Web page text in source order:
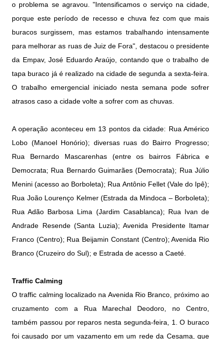
o problema se agravou. "Intensificamos o serviço na cidade,
porque este período de recesso e chuva fez com que mais
buracos surgissem, mas estamos trabalhando intensamente
para melhorar as ruas de Juiz de Fora", destacou o presidente
da Empav, José Eduardo Araújo, contando que o trabalho de
tapa buraco já é realizado na cidade de segunda a sexta-feira.
O trabalho emergencial iniciado nesta semana pode sofrer
atrasos caso a cidade volte a sofrer com as chuvas.
A operação aconteceu em 13 pontos da cidade: Rua Américo
Lobo (Manoel Honório); diversas ruas do Bairro Progresso;
Rua Bernardo Mascarenhas (entre os bairros Fábrica e
Democrata; Rua Bernardo Guimarães (Democrata); Rua Júlio
Menini (acesso ao Borboleta); Rua Antônio Fellet (Vale do Ipê);
Rua João Lourenço Kelmer (Estrada da Mindoca – Borboleta);
Rua Adão Barbosa Lima (Jardim Casablanca); Rua Ivan de
Andrade Resende (Santa Luzia); Avenida Presidente Itamar
Franco (Centro); Rua Beijamin Constant (Centro); Avenida Rio
Branco (Cruzeiro do Sul); e Estrada de acesso a Caeté.
Traffic Calming
O traffic calming localizado na Avenida Rio Branco, próximo ao
cruzamento com a Rua Marechal Deodoro, no Centro,
também passou por reparos nesta segunda-feira, 1. O buraco
foi causado por um vazamento em um rede da Cesama, que